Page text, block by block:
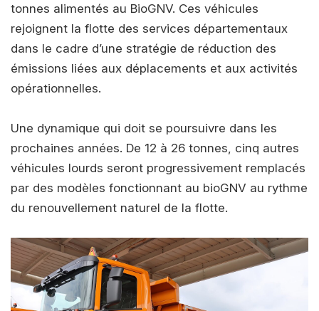
tonnes alimentés au BioGNV. Ces véhicules
rejoignent la flotte des services départementaux
dans le cadre d’une stratégie de réduction des
émissions liées aux déplacements et aux activités
opérationnelles.
Une dynamique qui doit se poursuivre dans les
prochaines années. De 12 à 26 tonnes, cinq autres
véhicules lourds seront progressivement remplacés
par des modèles fonctionnant au bioGNV au rythme
du renouvellement naturel de la flotte.